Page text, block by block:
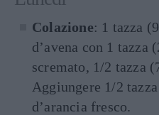
Colazione: 1 tazza
d’avena con 1 tazza
scremato, 1/2 tazza
Aggiungere 1/2
d’arancia fresco.